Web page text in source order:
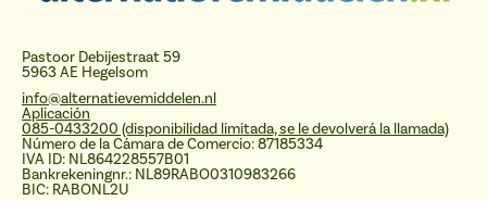
Pastoor Debijestraat 59
5963 AE Hegelsom
info@alternatievemiddelen.nl
Aplicación
085-0433200 (disponibilidad limitada, se le devolverá la llamada)
Número de la Cámara de Comercio: 87185334
IVA ID: NL864228557B01
Bankrekeningnr.: NL89RABO0310983266
BIC: RABONL2U